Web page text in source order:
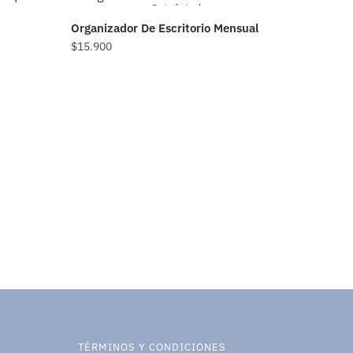
Out of stock
Organizador De Escritorio Mensual
$15.900
TÉRMINOS Y CONDICIONES